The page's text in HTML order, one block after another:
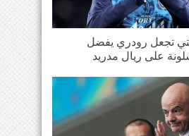
التي تجعل رودري يفضل
على ريال مدريد